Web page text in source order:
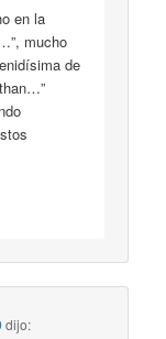
en la
mucho
de
dijo: